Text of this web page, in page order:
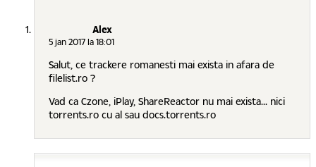
Alex
5 jan 2017 la 18:01
Salut, ce trackere romanesti mai exista in afara de
filelist.ro ?
Vad ca Czone, iPlay, ShareReactor nu mai exista... nici
torrents.ro cu al sau docs.torrents.ro